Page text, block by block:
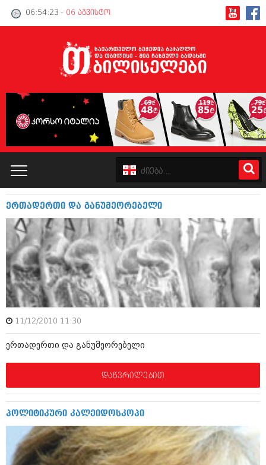
06:54:23 - 06 აგვისტო
პოლიტიკა
ინტერვიუები
საზოგადოება
მოდი, ვილაპარაკოთ
მოდა + დიზაინი
რელიგია
კატალოგი
პოლიტიკა
ინტერვიუები
ამბები
საზოგადოება
მოდი, ვილაპარაკოთ
მედიცინა
სპორტი
კადრს მიღმა
ერთადერთი და განუმეორებელი
11/12/2010 11:30
ერთადერთი და განუმეორებელი
დაწვრილებით
პოლიტიკური კალეიდოსკოპი